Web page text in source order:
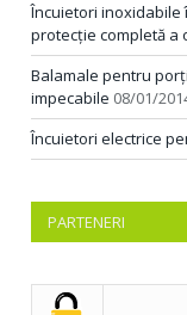
Încuietori inoxidabile
protecție completă a
Balamale pentru
impecabile 08/01/
Încuietori electrice
PARTENERI